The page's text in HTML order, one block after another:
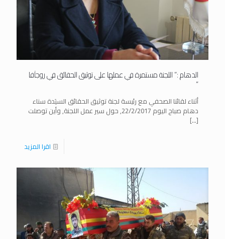
الدهام :” اللجنة مستمرة في عملها على توثيق الحقائق في روجآفا
“
أثناء لقائنا الصحفي مع رئيسة لجنة توثيق الحقائق السيَدة سناء
دهام صباح اليوم 22/2/2017, حول سير عمل اللجنة, وأين توصلت
[…]
اقرا المزيد